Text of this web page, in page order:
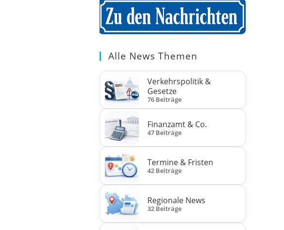
Alle News Themen
Verkehrspolitik &
Gesetze
76 Beiträge
Finanzamt & Co.
47 Beiträge
Termine & Fristen
42 Beiträge
Regionale News
32 Beiträge